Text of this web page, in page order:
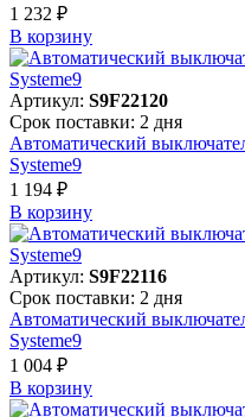
1 232 ₽
В корзинy
Артикул: S9F22120
Срок поставки: 2 дня
Автоматический
Systeme9
1 194 ₽
В корзинy
Артикул: S9F22116
Срок поставки: 2 дня
Автоматический
Systeme9
1 004 ₽
В корзинy